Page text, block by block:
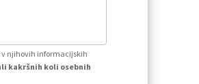
v njihovih informacijskih
kakršnih koli osebnih